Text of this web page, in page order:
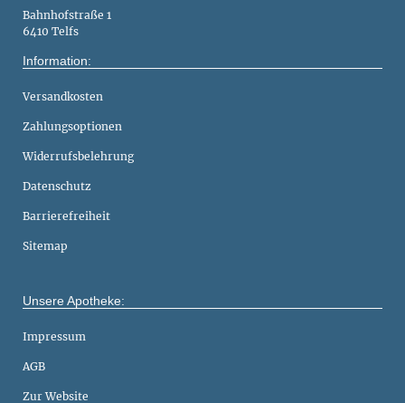
Bahnhofstraße 1
6410 Telfs
Information:
Versandkosten
Zahlungsoptionen
Widerrufsbelehrung
Datenschutz
Barrierefreiheit
Sitemap
Unsere Apotheke:
Impressum
AGB
Zur Website